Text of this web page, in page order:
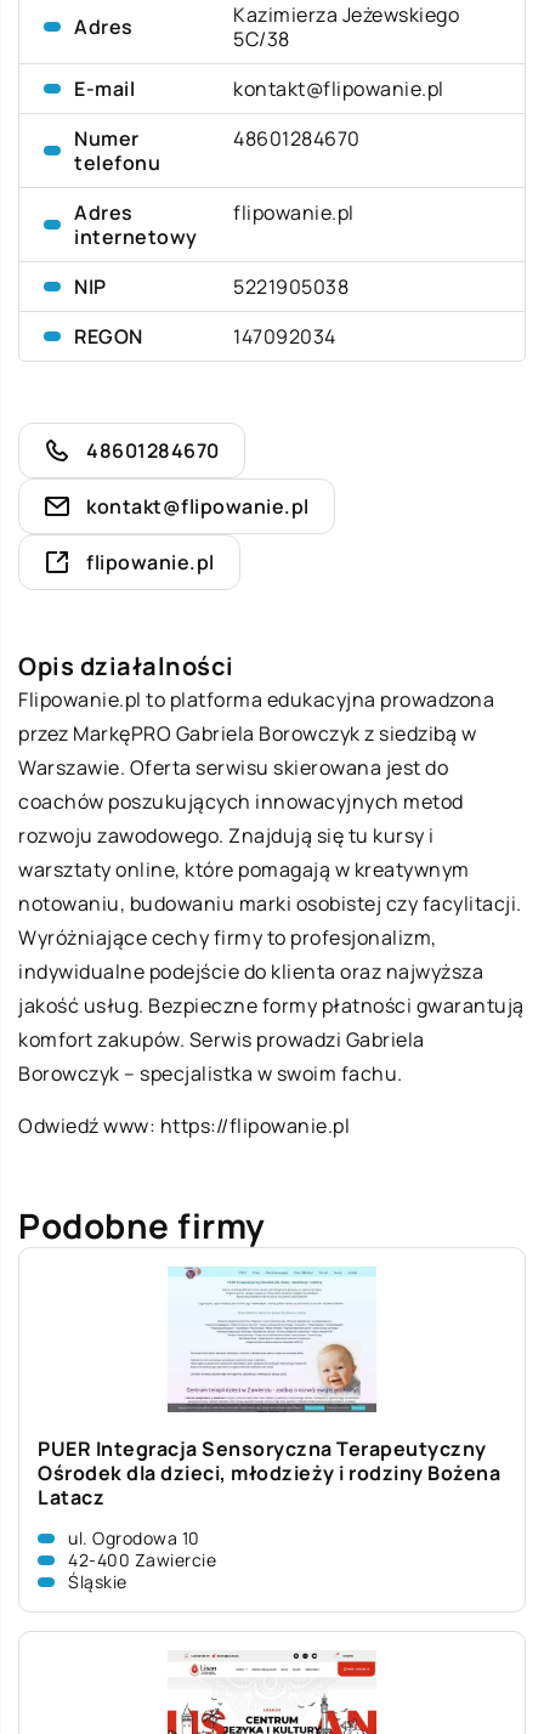
Adres
Kazimierza Jeżewskiego
5C/38
E-mail
kontakt@flipowanie.pl
Numer
telefonu
48601284670
Adres
internetowy
flipowanie.pl
NIP
5221905038
REGON
147092034
48601284670
kontakt@flipowanie.pl
flipowanie.pl
Opis działalności
Flipowanie.pl to platforma edukacyjna prowadzona
przez MarkęPRO Gabriela Borowczyk z siedzibą w
Warszawie. Oferta serwisu skierowana jest do
coachów poszukujących innowacyjnych metod
rozwoju zawodowego. Znajdują się tu kursy i
warsztaty online, które pomagają w kreatywnym
notowaniu, budowaniu marki osobistej czy facylitacji.
Wyróżniające cechy firmy to profesjonalizm,
indywidualne podejście do klienta oraz najwyższa
jakość usług. Bezpieczne formy płatności gwarantują
komfort zakupów. Serwis prowadzi Gabriela
Borowczyk – specjalistka w swoim fachu.
Odwiedź www: https://flipowanie.pl
Podobne firmy
PUER Integracja Sensoryczna Terapeutyczny
Ośrodek dla dzieci, młodzieży i rodziny Bożena
Latacz
ul. Ogrodowa 10
42-400 Zawiercie
Śląskie